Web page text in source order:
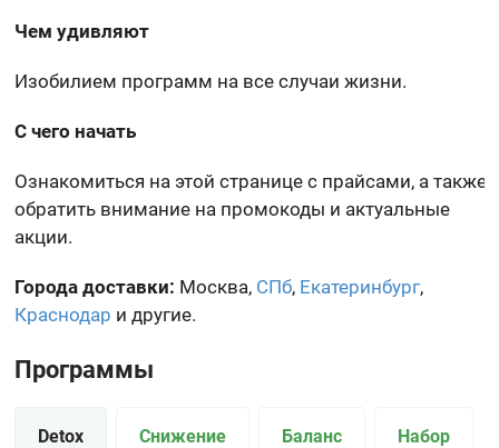
Чем удивляют
Изобилием программ на все случаи жизни.
С чего начать
Ознакомиться на этой странице с прайсами, а также
обратить внимание на промокоды и актуальные
акции.
Города доставки: Москва, СПб, Екатеринбург,
Краснодар и другие.
Программы
Detox Снижение Баланс Набор